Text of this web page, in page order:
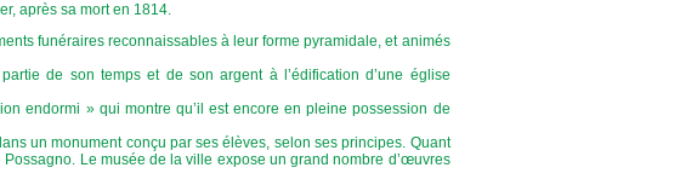
après sa mort en 1814.
funéraires reconnaissables à leur forme pyramidale, et animés
de son temps et de son argent à l’édification d’une église
endormi » qui montre qu’il est encore en pleine possession de
un monument conçu par ses élèves, selon ses principes. Quant
Possagno. Le musée de la ville expose un grand nombre d’œuvres